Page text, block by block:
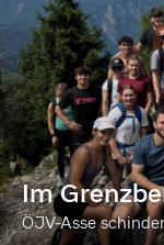
Im
ÖJV-Asse